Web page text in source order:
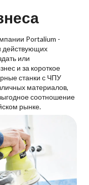
Portalium -
действующих
или
и за короткое
станки с ЧПУ
материалов,
соотношение
рынке.